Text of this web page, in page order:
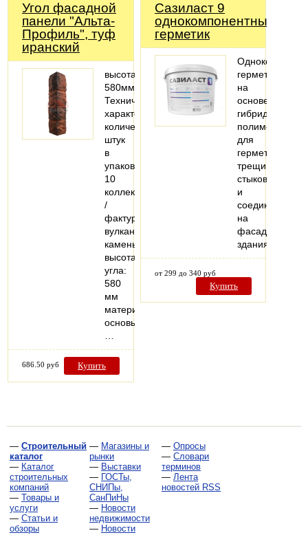
Угол фасадной
панели "Альта-
Профиль", туф
иранский
высота:
580мм
Технические
характеристики
количество
штук
в
упаковке:
10
коллекция
/
фактура:
вулканический
камень
высота
угла:
580
мм
материал
основы:
686.50 руб Купить
Сазиласт 9
однокомпонентный
герметик
герметик
на
основе
гибридного
полимера,
для
герметизация
трещин,
стыков
и
соединений
на
фасадах
здания.
от 299 до 340 руб
Купить
— Строительный
каталог
— Каталог
строительных
компаний
— Товары и
услуги
— Статьи и
обзоры
— Магазины и
рынки
— Выставки
— ГОСТы,
СНИПы,
СанПиНы
— Новости
недвижимости
— Новости
— Опросы
— Словари
терминов
— Лента
новостей RSS